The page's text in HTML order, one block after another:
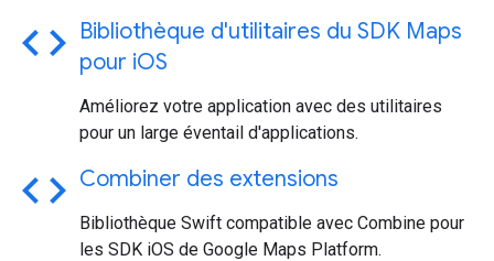
code Bibliothèque d'utilitaires du SDK Maps
pour iOS
Améliorez votre application avec des utilitaires
pour un large éventail d'applications.
code Combiner des extensions
Bibliothèque Swift compatible avec Combine pour
les SDK iOS de Google Maps Platform.